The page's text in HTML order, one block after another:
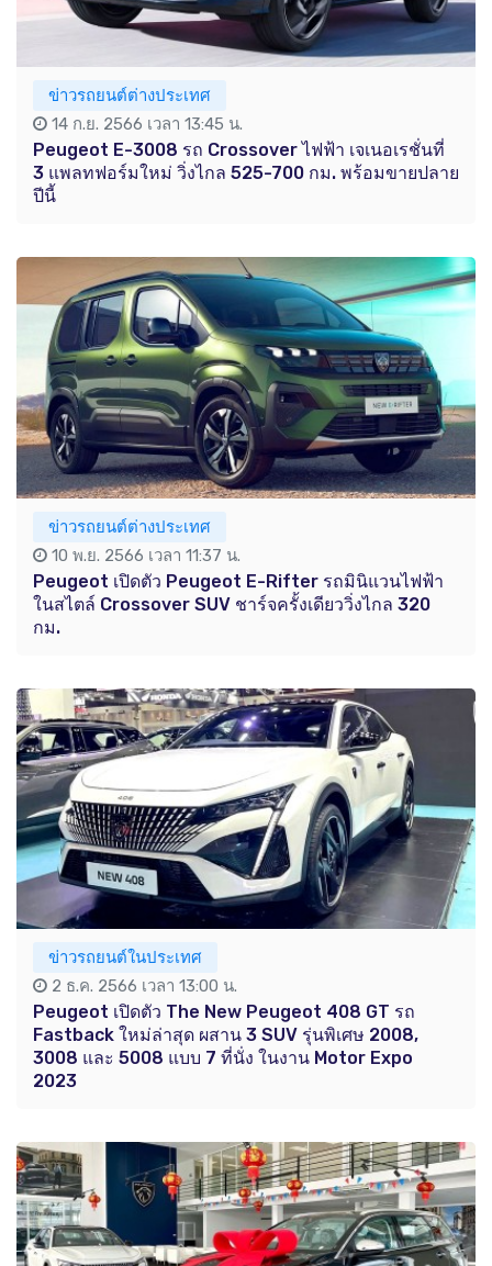
ข่าวรถยนต์ต่างประเทศ
14 ก.ย. 2566 เวลา 13:45 น.
Peugeot E-3008 รถ Crossover ไฟฟ้า เจเนอเรชั่นที่
3 แพลทฟอร์มใหม่ วิ่งไกล 525-700 กม. พร้อมขายปลาย
ปีนี้
ข่าวรถยนต์ต่างประเทศ
10 พ.ย. 2566 เวลา 11:37 น.
Peugeot เปิดตัว Peugeot E-Rifter รถมินิแวนไฟฟ้า
ในสไตล์ Crossover SUV ชาร์จครั้งเดียววิ่งไกล 320
กม.
ข่าวรถยนต์ในประเทศ
2 ธ.ค. 2566 เวลา 13:00 น.
Peugeot เปิดตัว The New Peugeot 408 GT รถ
Fastback ใหม่ล่าสุด ผสาน 3 SUV รุ่นพิเศษ 2008,
3008 และ 5008 แบบ 7 ที่นั่ง ในงาน Motor Expo
2023